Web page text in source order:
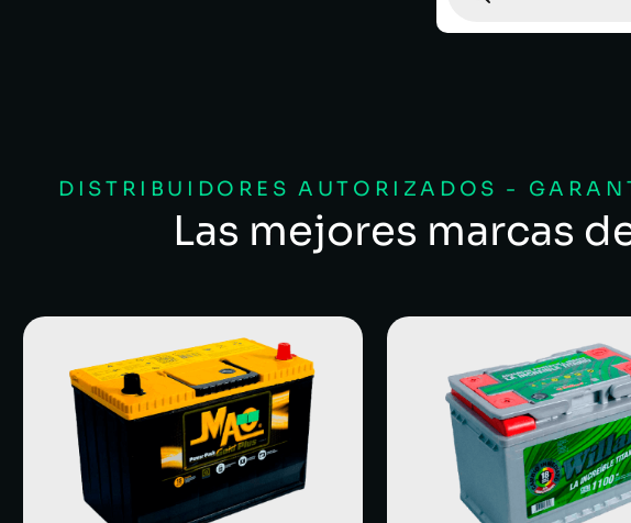
DISTRIBUIDORES AUTORIZADOS -
Las mejores marcas